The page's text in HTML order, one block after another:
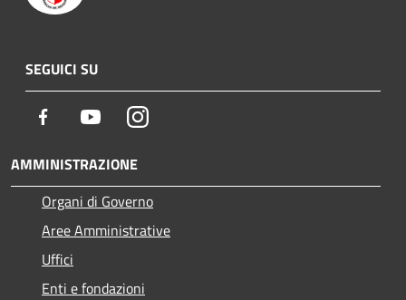
SEGUICI SU
Facebook YoutubeInstagram
AMMINISTRAZIONE
Organi di Governo
Aree Amministrative
Uffici
Enti e fondazioni